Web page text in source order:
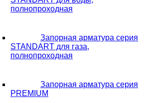
полнопроходная
Запорная арматура серия
STANDART для газа,
полнопроходная
Запорная арматура серия
PREMIUM